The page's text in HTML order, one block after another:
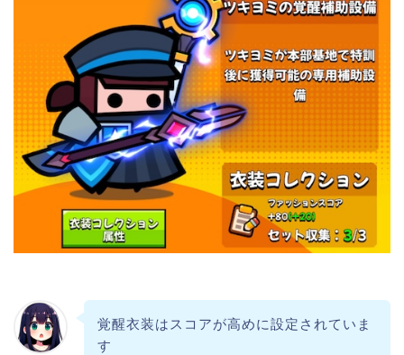
覚醒衣装はスコアが高めに設定されていま
す